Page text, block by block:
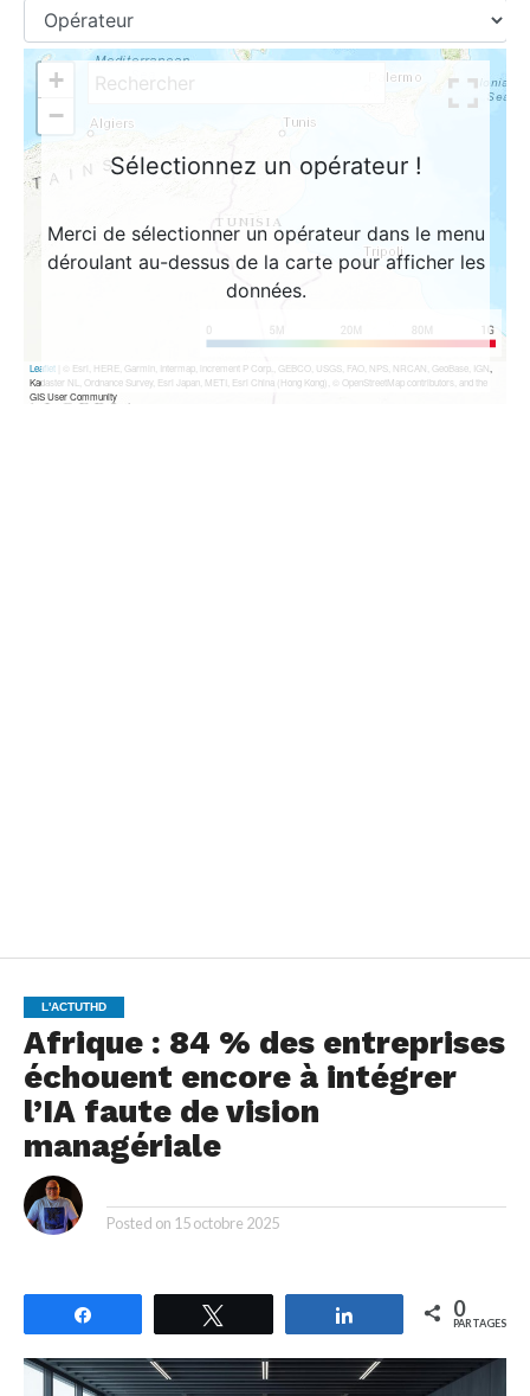
L'ACTUTHD
Afrique : 84 % des entreprises
échouent encore à intégrer
l’IA faute de vision
managériale
Posted on 15 octobre 2025
Partagez 0
PARTAGES